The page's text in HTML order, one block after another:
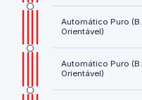
Automático Puro (B.
Orientável)
Automático Puro (B.
Orientável)